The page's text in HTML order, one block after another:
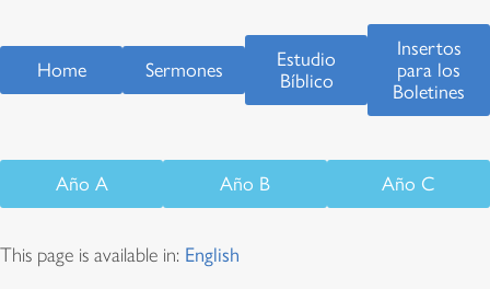
Home Sermones
Estudio
Bíblico
Insertos
para los
Boletines
Año A Año B Año C
This page is available in: English